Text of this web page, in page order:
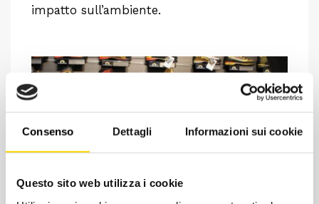
Consenso Dettagli Informazioni sui cookie
Questo sito web utilizza i cookie
impatto sull’ambiente.